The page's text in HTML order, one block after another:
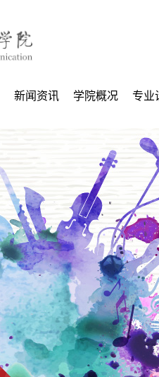
新闻资讯 学院概况 专业